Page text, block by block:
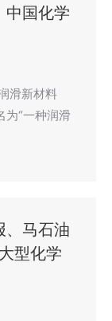
中国化学
滑新材料
为“一种润滑
、马石油
型化学